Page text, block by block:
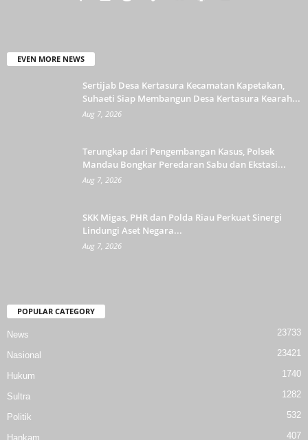
EVEN MORE NEWS
Sertijab Desa Kertasura Kecamatan Kapetakan,
Suhaeti Siap Membangun Desa Kertasura Kearah...
Aug 7, 2026
Terungkap dari Pengembangan Kasus, Polsek
Mandau Bongkar Peredaran Sabu dan Ekstasi...
Aug 7, 2026
SKK Migas, PHR dan Polda Riau Perkuat Sinergi
Lindungi Aset Negara...
Aug 7, 2026
POPULAR CATEGORY
News 23733
Nasional 23421
Hukum 1740
Sultra 1282
Politik 532
Hankam 407